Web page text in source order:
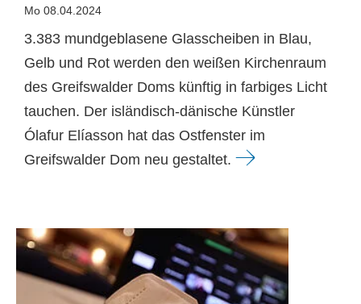
Mo 08.04.2024
3.383 mundgeblasene Glasscheiben in Blau,
Gelb und Rot werden den weißen Kirchenraum
des Greifswalder Doms künftig in farbiges Licht
tauchen. Der isländisch-dänische Künstler
Ólafur Elíasson hat das Ostfenster im
Greifswalder Dom neu gestaltet.